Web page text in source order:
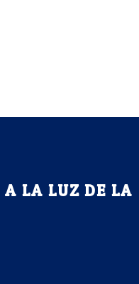
A LA LUZ DE LA